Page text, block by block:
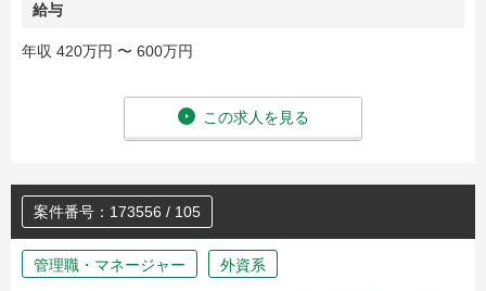
給与
年収 420万円 〜 600万円
この求人を見る
案件番号：173556 / 105
管理職・マネージャー 外資系